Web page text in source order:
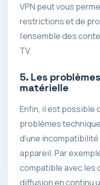
VPN peut vous
restrictions et de
l’ensemble des
TV.
5. Les
matérielle
Enfin, il est possible
problèmes
d’une
appareil. Par
compatible avec les
diffusion en continu